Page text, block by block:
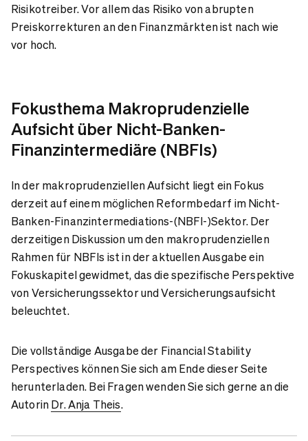
Risikotreiber. Vor allem das Risiko von abrupten
Preiskorrekturen an den Finanzmärkten ist nach wie
vor hoch.
Fokusthema Makroprudenzielle
Aufsicht über Nicht-Banken-
Finanzintermediäre (NBFIs)
In der makroprudenziellen Aufsicht liegt ein Fokus
derzeit auf einem möglichen Reformbedarf im Nicht-
Banken-Finanzintermediations-(NBFI-)Sektor. Der
derzeitigen Diskussion um den makroprudenziellen
Rahmen für NBFIs ist in der aktuellen Ausgabe ein
Fokuskapitel gewidmet, das die spezifische Perspektive
von Versicherungssektor und Versicherungsaufsicht
beleuchtet.
Die vollständige Ausgabe der Financial Stability
Perspectives können Sie sich am Ende dieser Seite
herunterladen. Bei Fragen wenden Sie sich gerne an die
AutorinDr. Anja Theis.